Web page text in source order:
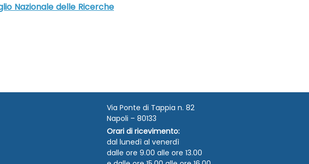
Nazionale delle Ricerche
Via Ponte di Tappia n. 82
Napoli – 80133
Orari di ricevimento:
dal lunedì al venerdì
dalle ore 9.00 alle ore 13.00